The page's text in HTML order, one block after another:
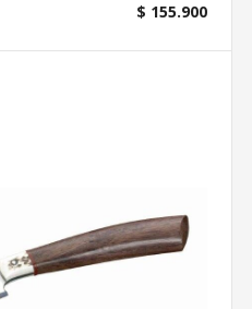
$ 155.900